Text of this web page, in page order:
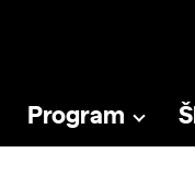
Program